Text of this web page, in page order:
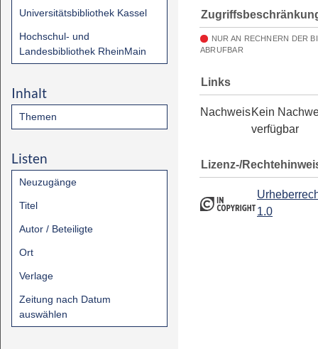
Universitätsbibliothek Kassel
Hochschul- und
Landesbibliothek RheinMain
Inhalt
Themen
Listen
Neuzugänge
Titel
Autor / Beteiligte
Ort
Verlage
Zeitung nach Datum
auswählen
NUR AN RECHNERN DER
ABRUFBAR
Links
NachweisKein
verfügbar
Lizenz-/
1.0